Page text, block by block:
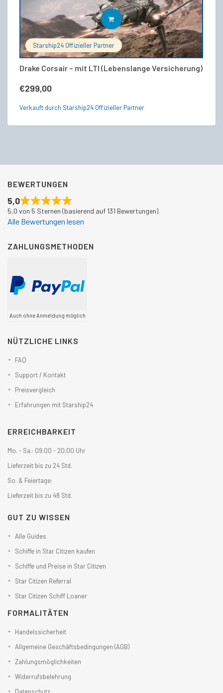
Starship24 Offizieller Partner
Drake Corsair – mit LTI (Lebenslange Versicherung)
€299,00
IN DEN WARENKORB
Verkauft durch Starship24 Offizieller Partner
BEWERTUNGEN
5,0
5,0 von 5 Sternen (basierend auf 131 Bewertungen)
Alle Bewertungen lesen
ZAHLUNGSMETHODEN
Auch ohne Anmeldung möglich
NÜTZLICHE LINKS
FAQ
Support / Kontakt
Preisvergleich
Erfahrungen mit Starship24
ERREICHBARKEIT
Mo. - Sa.: 09:00 - 20:00 Uhr
Lieferzeit bis zu 24 Std.
So. & Feiertage:
Lieferzeit bis zu 48 Std.
GUT ZU WISSEN
Alle Guides
Schiffe in Star Citizen kaufen
Schiffe und Preise in Star Citizen
Star Citizen Referral
Star Citizen Schiff Loaner
FORMALITÄTEN
Handelssicherheit
Allgemeine Geschäftsbedingungen (AGB)
Zahlungsmöglichkeiten
Widerrufsbelehrung
Datenschutz